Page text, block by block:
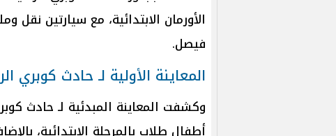
الأورمان الابتدائية، مع سيارتين نقل
فيصل.
المعاينة الأولية لـ حادث كوبري
أطفال طلاب بالمرحلة الابتدائية،